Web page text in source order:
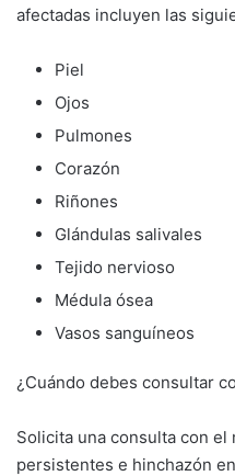
afectadas incluyen las
Piel
Ojos
Pulmones
Corazón
Riñones
Glándulas salivales
Tejido nervioso
Médula ósea
Vasos sanguíneos
¿Cuándo debes consultar
Solicita una consulta con
persistentes e hinchazón